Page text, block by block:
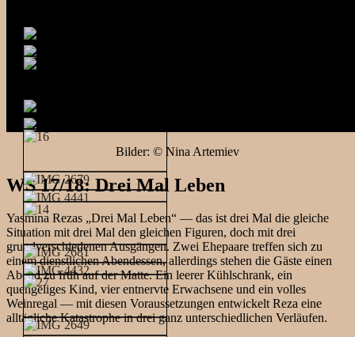
Bilder: © Nina Artemiev
WS 17/18: Drei Mal Leben
Yasmina Rezas „Drei Mal Leben“ — das ist drei Mal die gleiche
Situation mit drei Mal den gleichen Figuren, doch mit drei
grundverschiedenen Ausgängen. Zwei Ehepaare treffen sich zu
einem dienstlichen Abendessen, allerdings stehen die Gäste einen
Abend zu früh auf der Matte. Ein leerer Kühlschrank, ein
quengeliges Kind, vier entnervte Erwachsene und ein volles
Weinregal — mit diesen Voraussetzungen entwickelt Reza eine
alltägliche Katastrophe in drei ganz unterschiedlichen Verläufen.